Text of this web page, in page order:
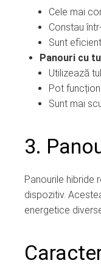
Cele mai
Constau
Sunt
Panouri cu
Utilizează
Pot
Sunt mai
3.
Panourile hibride
dispozitiv.
energetice